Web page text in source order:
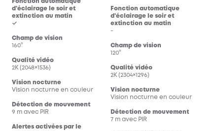
Fonction automatique
d'éclairage le soir et
extinction au matin
✓
Champ de vision
160°
Qualité vidéo
2K (2048×1536)
Vision nocturne
Vision nocturne en couleur
Détection de mouvement
9 m avec PIR
Alertes activées par le
Fonction automatique
d'éclairage le soir et
extinction au matin
-
Champ de vision
120°
Qualité vidéo
2K (2304×1296)
Vision nocturne
Vision nocturne en couleur
Détection de mouvement
7 m avec PIR